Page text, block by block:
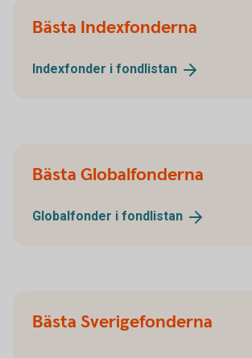
Bästa Indexfonderna
Indexfonder i fondlistan
Bästa Globalfonderna
Globalfonder i fondlistan
Bästa Sverigefonderna